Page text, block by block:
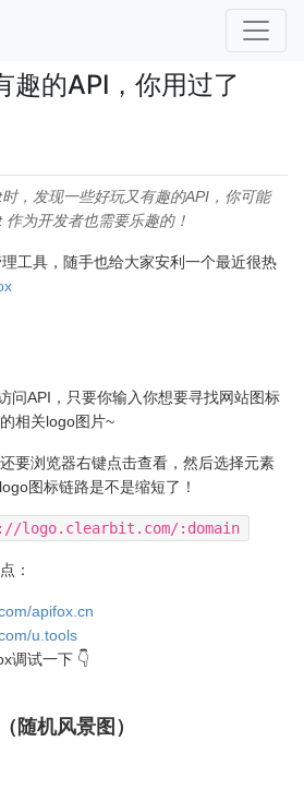
趣的API，你用过了
，发现一些好玩又有趣的API，你可能
为开发者也需要乐趣的！
工具，随手也给大家安利一个最近很热
问API，只要你输入你想要寻找网站图标
相关logo图片~
要浏览器右键点击查看，然后选择元素
图标链路是不是缩短了！
logo.clearbit.com/:domain
：
apifox.cn
u.tools
调试一下 👇
随机风景图）